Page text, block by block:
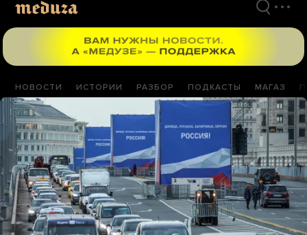
НОВОСТИ ИСТОРИИ РАЗБОР ПОДКАСТЫ МАГАЗ